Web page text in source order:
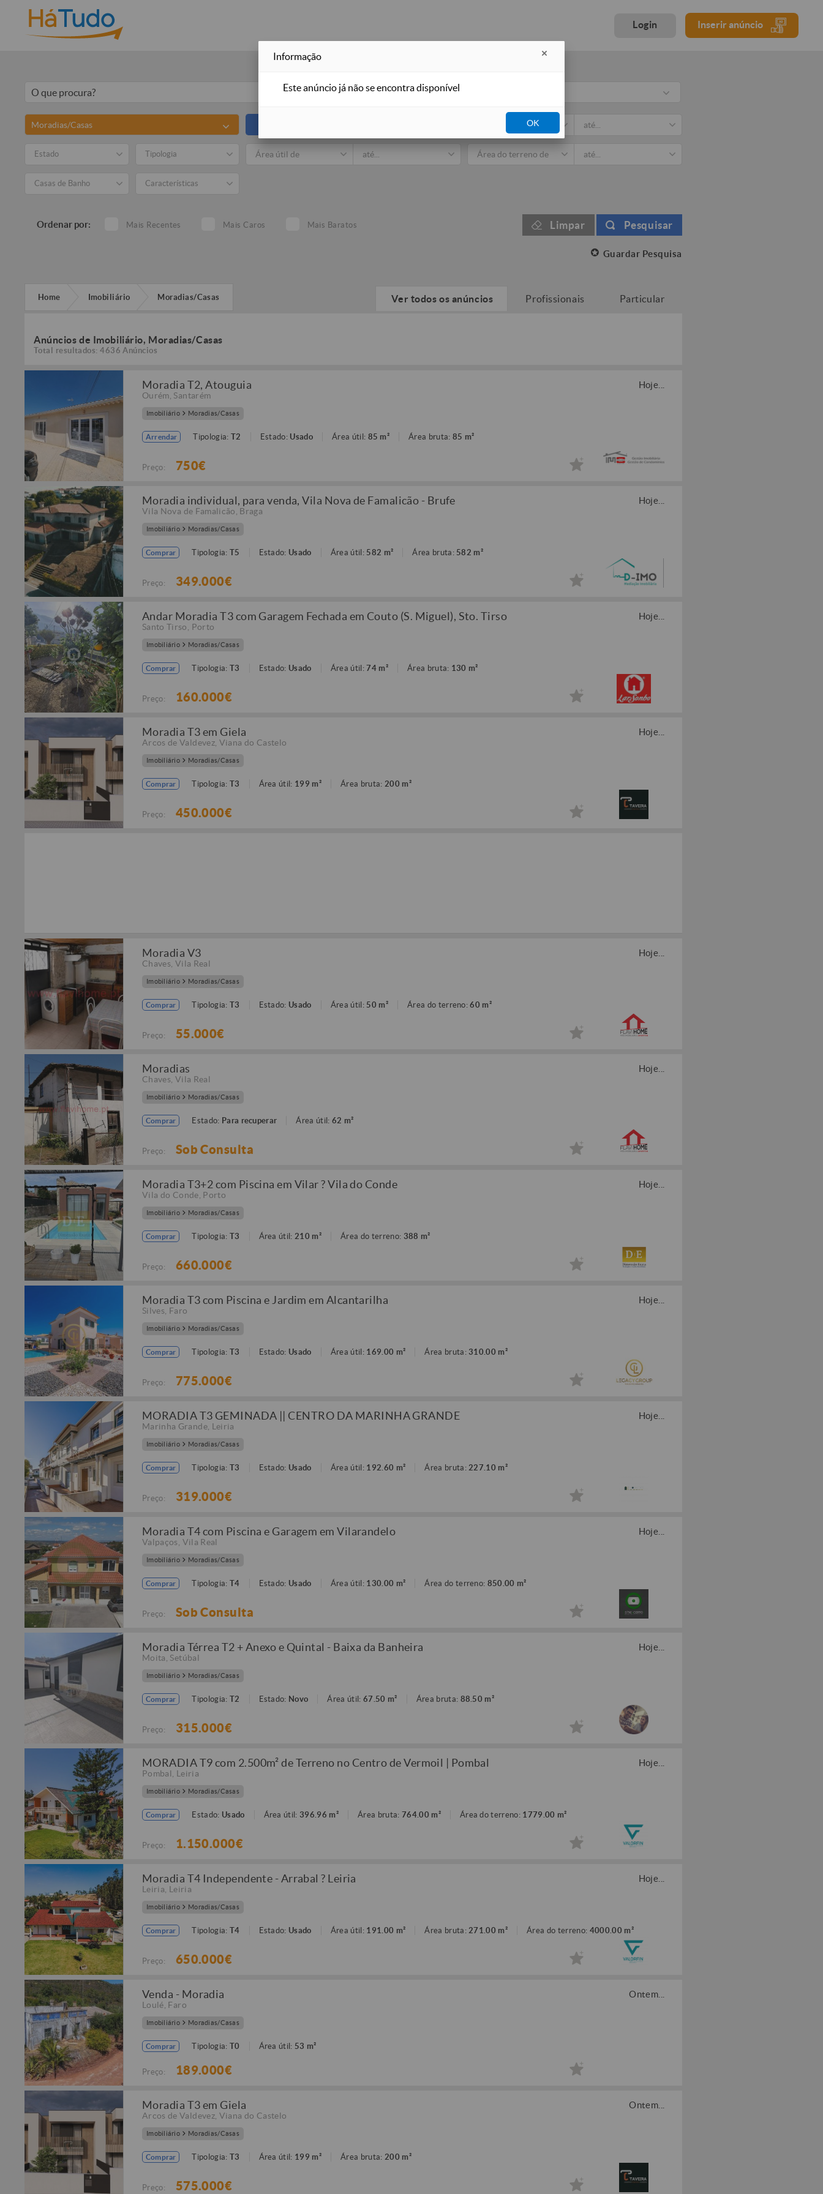
Login Inserir anúncio
Moradias/Casas
Estado Tipologia
Casas de Banho Características
Ordenar por: Mais Recentes Mais Caros Mais Baratos Limpar Pesquisar
Guardar Pesquisa
Home Imobiliário Moradias/Casas Ver todos os anúncios Profissionais Particular
Anúncios de Imobiliário, Moradias/Casas
Total resultados: 4636 Anúncios
Moradia T2, Atouguia Hoje...
Ourém Santarém
Imobiliário Moradias/Casas
Arrendar Tipologia:T2 Estado: Usado Área útil: 85 m² Área bruta:85 m²
Preço: 750€
Moradia individual, para venda, Vila Nova de Famalicão - Brufe Hoje...
Vila Nova de Famalicão Braga
Imobiliário Moradias/Casas
Comprar Tipologia: T5 Estado: Usado Área útil: 582 m² Área bruta: 582 m²
Preço: 349.000€
Andar Moradia T3 com Garagem Fechada em Couto (S. Miguel), Sto. Tirso Hoje...
Santo Tirso Porto
Imobiliário Moradias/Casas
Comprar Tipologia: T3 Estado: Usado Área útil:74 m² Área bruta: 130 m²
Preço: 160.000€
Moradia T3 em Giela Hoje...
Arcos de Valdevez, Viana do Castelo
Imobiliário Moradias/Casas
Comprar Tipologia: T3 Área útil: 199 m² Área bruta: 200 m²
Preço: 450.000€
Moradia V3 Hoje...
Chaves Vila Real
Imobiliário Moradias/Casas
Comprar Tipologia: T3 Estado: Usado Área útil: 50 m² Área do terreno:60 m²
Preço: 55.000€
Moradias Hoje...
Chaves Vila Real
Imobiliário Moradias/Casas
Comprar Estado: Para recuperar Área útil:62 m²
Preço: Sob Consulta
Moradia T3+2 com Piscina em Vilar ? Vila do Conde Hoje...
Vila do Conde Porto
Imobiliário Moradias/Casas
Comprar Tipologia: T3 Área útil:210 m² Área do terreno: 388 m²
Preço: 660.000€
Moradia T3 com Piscina e Jardim em Alcantarilha Hoje...
Silves Faro
Imobiliário Moradias/Casas
Comprar Tipologia: T3 Estado: Usado Área útil: 169.00 m² Área bruta: 310.00 m²
Preço: 775.000€
MORADIA T3 GEMINADA || CENTRO DA MARINHA GRANDE Hoje...
Marinha Grande, Leiria
Imobiliário Moradias/Casas
Comprar Tipologia: T3 Estado: Usado Área útil: 192.60 m² Área bruta:227.10 m²
Preço: 319.000€
Moradia T4 com Piscina e Garagem em Vilarandelo Hoje...
Valpaços Vila Real
Imobiliário Moradias/Casas
Comprar Tipologia: T4 Estado: Usado Área útil: 130.00 m² Área do terreno: 850.00 m²
Preço: Sob Consulta
Moradia Térrea T2 + Anexo e Quintal - Baixa da Banheira Hoje...
Moita Setúbal
Imobiliário Moradias/Casas
Comprar Tipologia: T2 Estado: Novo Área útil: 67.50 m² Área bruta: 88.50 m²
Preço: 315.000€
MORADIA T9 com 2.500m² de Terreno no Centro de Vermoil | Pombal Hoje...
Pombal Leiria
Imobiliário Moradias/Casas
Comprar Estado: Usado Área útil: 396.96 m² Área bruta: 764.00 m² Área do terreno: 1779.00 m²
Preço: 1.150.000€
Moradia T4 Independente - Arrabal ? Leiria Hoje...
Leiria Leiria
Imobiliário Moradias/Casas
Comprar Tipologia: T4 Estado: Usado Área útil: 191.00 m² Área bruta:271.00 m² Área do terreno: 4000.00 m²
Preço: 650.000€
Venda - Moradia Ontem...
Loulé Faro
Imobiliário Moradias/Casas
Comprar Tipologia: T0 Área útil: 53 m²
Preço: 189.000€
Moradia T3 em Giela Ontem...
Arcos de Valdevez, Viana do Castelo
Imobiliário Moradias/Casas
Comprar Tipologia: T3 Área útil: 199 m² Área bruta: 200 m²
Preço: 575.000€
Informação
Este anúncio já não se encontra disponível
OK